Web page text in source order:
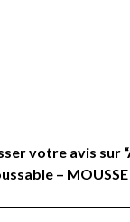
votre avis sur
– MOUSSE